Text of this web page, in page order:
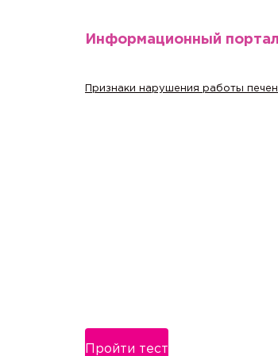
Информационный портал
Признаки нарушения работы
Пройти тест